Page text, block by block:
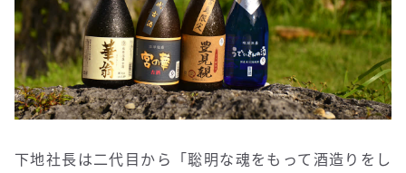
下地社長は二代目から「聡明な魂をもって酒造りをし